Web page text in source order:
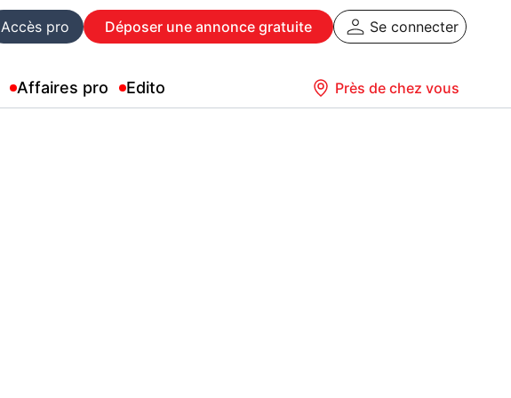
Accès pro Déposer une annonce gratuite Se connecter
Affaires pro Edito Près de chez vous